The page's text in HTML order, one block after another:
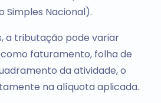
Simples Nacional).
a tributação pode variar
faturamento, folha de
da atividade, o
na alíquota aplicada.